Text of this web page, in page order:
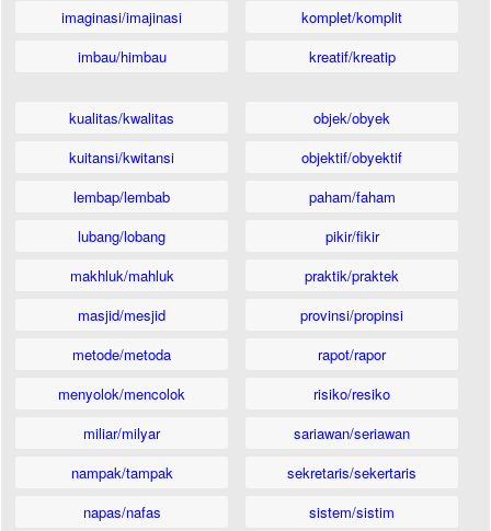
imaginasi/imajinasi
imbau/himbau
komplet/komplit
kreatif/kreatip
kualitas/kwalitas
kuitansi/kwitansi
lembap/lembab
lubang/lobang
makhluk/mahluk
masjid/mesjid
metode/metoda
menyolok/mencolok
miliar/milyar
nampak/tampak
napas/nafas
objek/obyek
objektif/obyektif
paham/faham
pikir/fikir
praktik/praktek
provinsi/propinsi
rapot/rapor
risiko/resiko
sariawan/seriawan
sekretaris/sekertaris
sistem/sistim